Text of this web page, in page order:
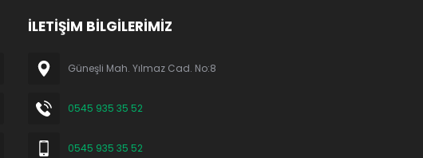
İLETİŞİM BİLGİLERİMİZ
Güneşli Mah. Yılmaz Cad. No:8
0545 935 35 52
0545 935 35 52